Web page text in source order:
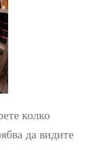
колко
да видите